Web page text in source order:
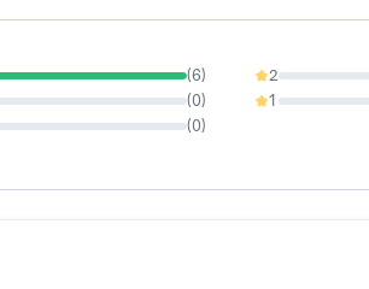
(6)
(0)
(0)
2
0%
1
0%